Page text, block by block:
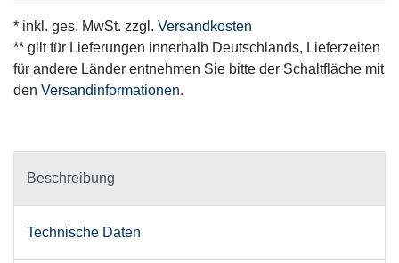
* inkl. ges. MwSt. zzgl. Versandkosten
** gilt für Lieferungen innerhalb Deutschlands, Lieferzeiten
für andere Länder entnehmen Sie bitte der Schaltfläche mit
den Versandinformationen.
Beschreibung
Technische Daten